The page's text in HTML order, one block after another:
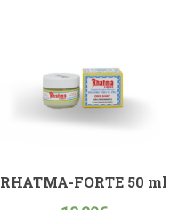
RHATMA-FORTE 50 ml